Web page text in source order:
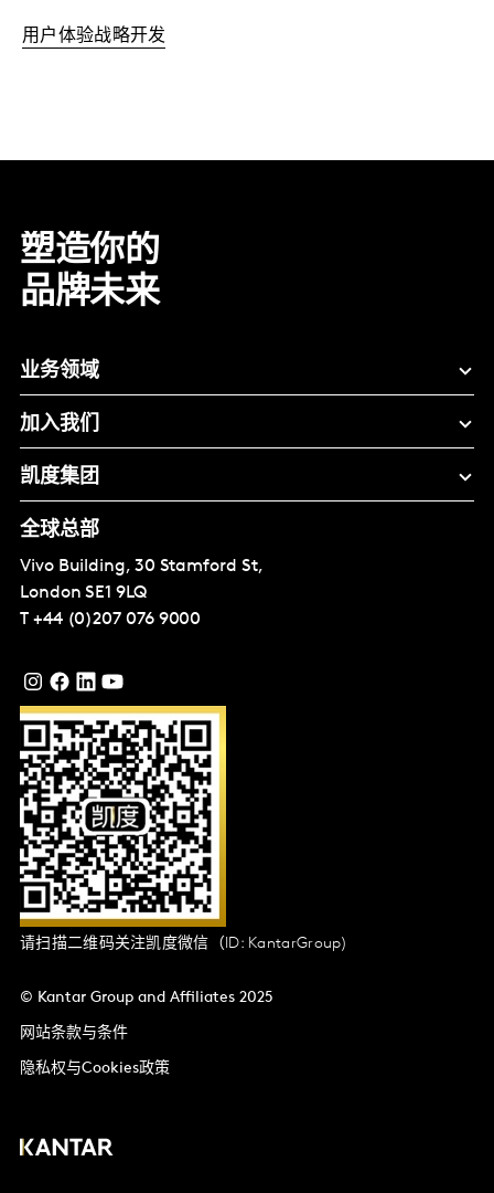
用户体验战略开发
塑造你的
品牌未来
业务领域
加入我们
凯度集团
全球总部
Vivo Building, 30 Stamford St,
London SE1 9LQ
T +44 (0)207 076 9000
请扫描二维码关注凯度微信（ID: KantarGroup)
© Kantar Group and Affiliates 2025
网站条款与条件
隐私权与Cookies政策